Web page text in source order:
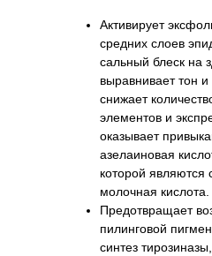
Активирует
средних слоев
сальный блеск на
выравнивает тон
снижает
элементов и
оказывает
азелаиновая
которой являются
молочная кислота.
Предотвращает
пилинговой
синтез